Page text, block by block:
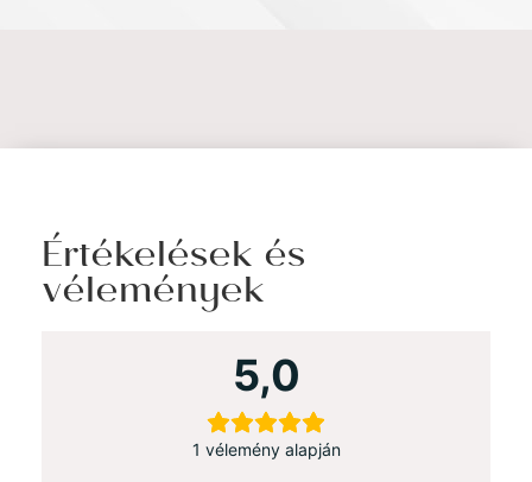
Értékelések és
vélemények
5,0
1 vélemény alapján